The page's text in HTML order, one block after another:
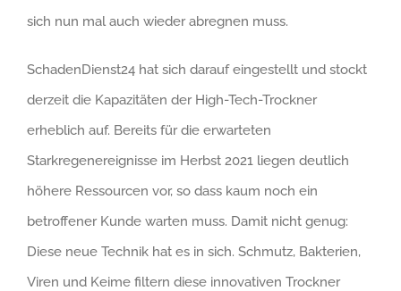
sich nun mal auch wieder abregnen muss.
SchadenDienst24 hat sich darauf eingestellt und stockt
derzeit die Kapazitäten der High-Tech-Trockner
erheblich auf. Bereits für die erwarteten
Starkregenereignisse im Herbst 2021 liegen deutlich
höhere Ressourcen vor, so dass kaum noch ein
betroffener Kunde warten muss. Damit nicht genug:
Diese neue Technik hat es in sich. Schmutz, Bakterien,
Viren und Keime filtern diese innovativen Trockner